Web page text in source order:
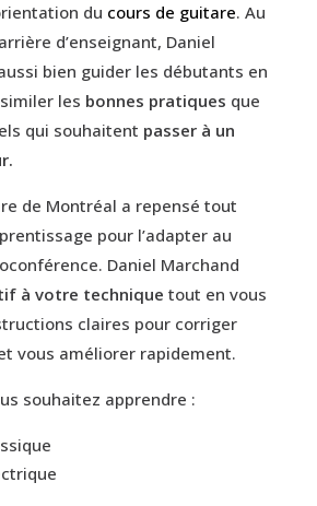
du cours de guitare. Au
d’enseignant, Daniel
bien guider les débutants en
les bonnes pratiques que
qui souhaitent passer à un
de Montréal a repensé tout
pour l’adapter au
Daniel Marchand
à votre technique tout en vous
claires pour corriger
vous améliorer rapidement.
souhaitez apprendre :